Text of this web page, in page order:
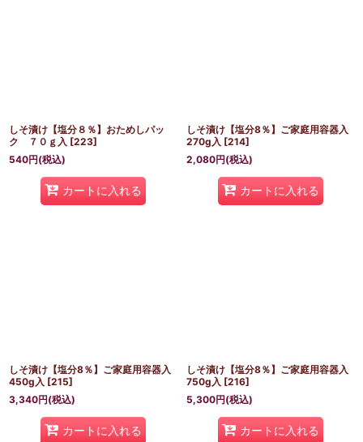
しそ漬け【塩分８％】おためしパッ
ク ７０ｇ入 [223]
540円(税込)
カートに入れる
しそ漬け【塩分8％】ご家庭用容器入
270g入 [214]
2,080円(税込)
カートに入れる
しそ漬け【塩分8％】ご家庭用容器入
450g入 [215]
3,340円(税込)
カートに入れる
しそ漬け【塩分8％】ご家庭用容器入
750g入 [216]
5,300円(税込)
カートに入れる